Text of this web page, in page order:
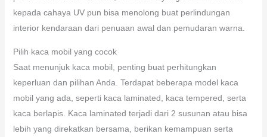
kepada cahaya UV pun bisa menolong buat perlindungan
interior kendaraan dari penuaan awal dan pemudaran warna.
Pilih kaca mobil yang cocok
Saat menunjuk kaca mobil, penting buat perhitungkan
keperluan dan pilihan Anda. Terdapat beberapa model kaca
mobil yang ada, seperti kaca laminated, kaca tempered, serta
kaca berlapis. Kaca laminated terjadi dari 2 susunan atau bisa
lebih yang direkatkan bersama, berikan kemampuan serta